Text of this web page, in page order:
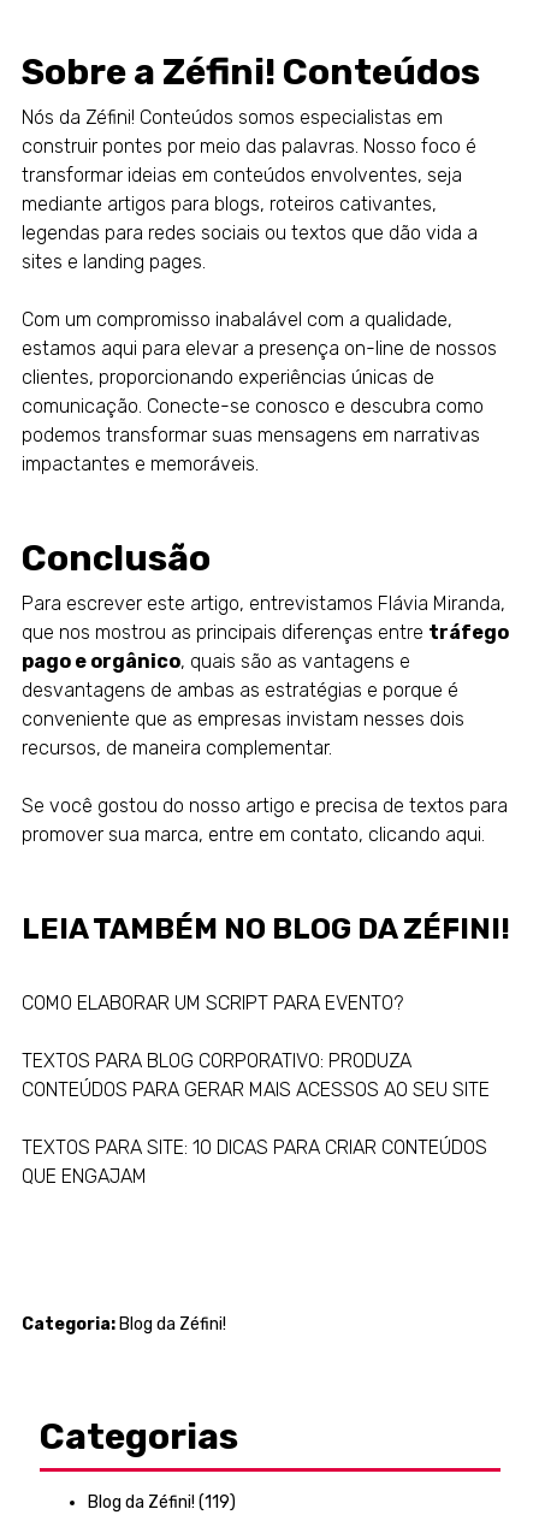
Sobre a Zéfini! Conteúdos
Nós da Zéfini! Conteúdos somos especialistas em
construir pontes por meio das palavras. Nosso foco é
transformar ideias em conteúdos envolventes, seja
mediante artigos para blogs, roteiros cativantes,
legendas para redes sociais ou textos que dão vida a
sites e landing pages.
Com um compromisso inabalável com a qualidade,
estamos aqui para elevar a presença on-line de nossos
clientes, proporcionando experiências únicas de
comunicação. Conecte-se conosco e descubra como
podemos transformar suas mensagens em narrativas
impactantes e memoráveis.
Conclusão
Para escrever este artigo, entrevistamos Flávia Miranda,
que nos mostrou as principais diferenças entre tráfego
pago e orgânico, quais são as vantagens e
desvantagens de ambas as estratégias e porque é
conveniente que as empresas invistam nesses dois
recursos, de maneira complementar.
Se você gostou do nosso artigo e precisa de textos para
promover sua marca, entre em contato, clicando aqui.
LEIA TAMBÉM NO BLOG DA ZÉFINI!
COMO ELABORAR UM SCRIPT PARA EVENTO?
TEXTOS PARA BLOG CORPORATIVO: PRODUZA
CONTEÚDOS PARA GERAR MAIS ACESSOS AO SEU SITE
TEXTOS PARA SITE: 10 DICAS PARA CRIAR CONTEÚDOS
QUE ENGAJAM
Categoria: Blog da Zéfini!
Categorias
Blog da Zéfini! (119)